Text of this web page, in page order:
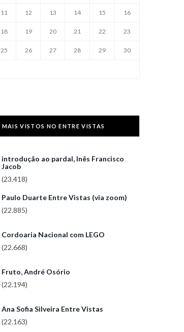
11 12 13 14 15 16
18 19 20 21 22 23
25 26 27 28 29 30
MAIS VISTOS NO ENTRE VISTAS
introdução ao pardal, Inês Francisco
Jacob
(23.418)
Paulo Duarte Entre Vistas (via zoom)
(22.885)
Cordoaria Nacional com LEGO
(22.668)
Fruto, André Osório
(22.194)
Ana Sofia Silveira Entre Vistas
(22.163)